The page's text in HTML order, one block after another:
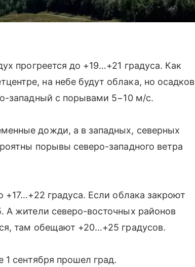
прогреется до +19…+21 градуса. Как
на небе будут облака, но осадков
западный с порывами 5−10 м/с.
дожди, а в западных, северных
порывы северо-западного ветра
+17…+22 градуса. Если облака закроют
А жители северо-восточных районов
там обещают +20…+25 градусов.
1 сентября прошел град.